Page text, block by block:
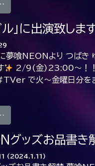
ル」に出演致しま
に夢喰NEONより つばき
2/9(金)23:00〜！
で火～金曜日分を
グッズお品書き
(2024.1.11)